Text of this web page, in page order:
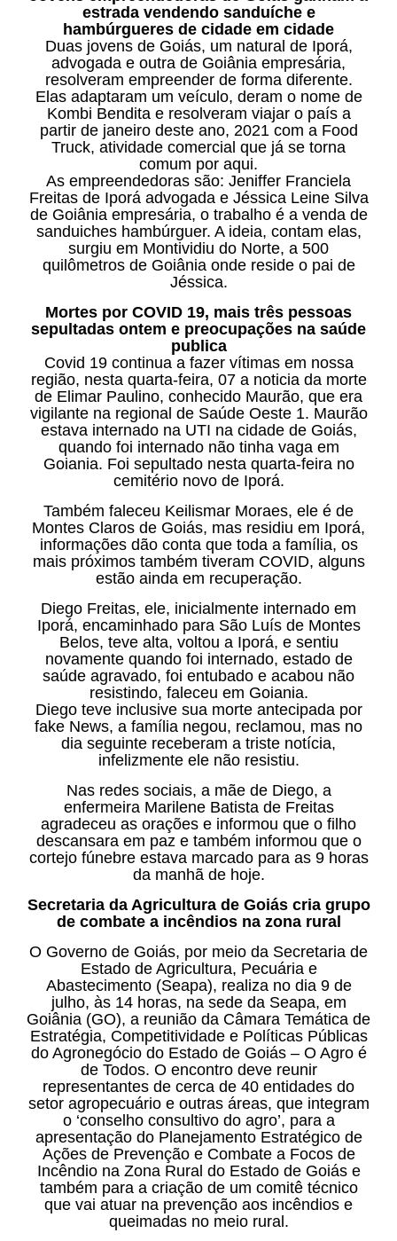
estrada vendendo sanduíche e
hambúrgueres de cidade em cidade
Duas jovens de Goiás, um natural de Iporá,
advogada e outra de Goiânia empresária,
resolveram empreender de forma diferente.
Elas adaptaram um veículo, deram o nome de
Kombi Bendita e resolveram viajar o país a
partir de janeiro deste ano, 2021 com a Food
Truck, atividade comercial que já se torna
comum por aqui.
As empreendedoras são: Jeniffer Franciela
Freitas de Iporá advogada e Jéssica Leine Silva
de Goiânia empresária, o trabalho é a venda de
sanduiches hambúrguer. A ideia, contam elas,
surgiu em Montividiu do Norte, a 500
quilômetros de Goiânia onde reside o pai de
Jéssica.
Mortes por COVID 19, mais três pessoas
sepultadas ontem e preocupações na saúde
publica
Covid 19 continua a fazer vítimas em nossa
região, nesta quarta-feira, 07 a noticia da morte
de Elimar Paulino, conhecido Maurão, que era
vigilante na regional de Saúde Oeste 1. Maurão
estava internado na UTI na cidade de Goiás,
quando foi internado não tinha vaga em
Goiania. Foi sepultado nesta quarta-feira no
cemitério novo de Iporá.
Também faleceu Keilismar Moraes, ele é de
Montes Claros de Goiás, mas residiu em Iporá,
informações dão conta que toda a família, os
mais próximos também tiveram COVID, alguns
estão ainda em recuperação.
Diego Freitas, ele, inicialmente internado em
Iporá, encaminhado para São Luís de Montes
Belos, teve alta, voltou a Iporá, e sentiu
novamente quando foi internado, estado de
saúde agravado, foi entubado e acabou não
resistindo, faleceu em Goiania.
Diego teve inclusive sua morte antecipada por
fake News, a família negou, reclamou, mas no
dia seguinte receberam a triste notícia,
infelizmente ele não resistiu.
Nas redes sociais, a mãe de Diego, a
enfermeira Marilene Batista de Freitas
agradeceu as orações e informou que o filho
descansara em paz e também informou que o
cortejo fúnebre estava marcado para as 9 horas
da manhã de hoje.
Secretaria da Agricultura de Goiás cria grupo
de combate a incêndios na zona rural
O Governo de Goiás, por meio da Secretaria de
Estado de Agricultura, Pecuária e
Abastecimento (Seapa), realiza no dia 9 de
julho, às 14 horas, na sede da Seapa, em
Goiânia (GO), a reunião da Câmara Temática de
Estratégia, Competitividade e Políticas Públicas
do Agronegócio do Estado de Goiás – O Agro é
de Todos. O encontro deve reunir
representantes de cerca de 40 entidades do
setor agropecuário e outras áreas, que integram
o ‘conselho consultivo do agro’, para a
apresentação do Planejamento Estratégico de
Ações de Prevenção e Combate a Focos de
Incêndio na Zona Rural do Estado de Goiás e
também para a criação de um comitê técnico
que vai atuar na prevenção aos incêndios e
queimadas no meio rural.